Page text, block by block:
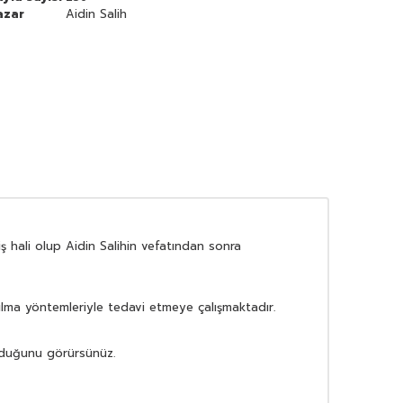
Aidin Salih
hali olup Aidin Salihin vefatından sonra
yöntemleriyle tedavi etmeye çalışmaktadır.
görürsünüz.